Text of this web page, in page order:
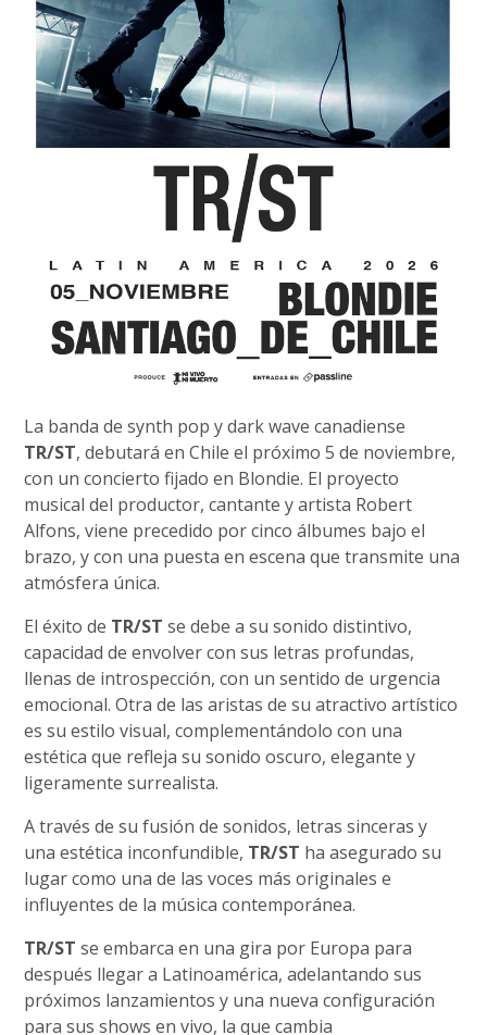
La banda de synth pop y dark wave canadiense
TR/ST, debutará en Chile el próximo 5 de noviembre,
con un concierto fijado en Blondie. El proyecto
musical del productor, cantante y artista Robert
Alfons, viene precedido por cinco álbumes bajo el
brazo, y con una puesta en escena que transmite una
atmósfera única.
El éxito de TR/ST se debe a su sonido distintivo,
capacidad de envolver con sus letras profundas,
llenas de introspección, con un sentido de urgencia
emocional. Otra de las aristas de su atractivo artístico
es su estilo visual, complementándolo con una
estética que refleja su sonido oscuro, elegante y
ligeramente surrealista.
A través de su fusión de sonidos, letras sinceras y
una estética inconfundible, TR/ST ha asegurado su
lugar como una de las voces más originales e
influyentes de la música contemporánea.
TR/ST se embarca en una gira por Europa para
después llegar a Latinoamérica, adelantando sus
próximos lanzamientos y una nueva configuración
para sus shows en vivo, la que cambia